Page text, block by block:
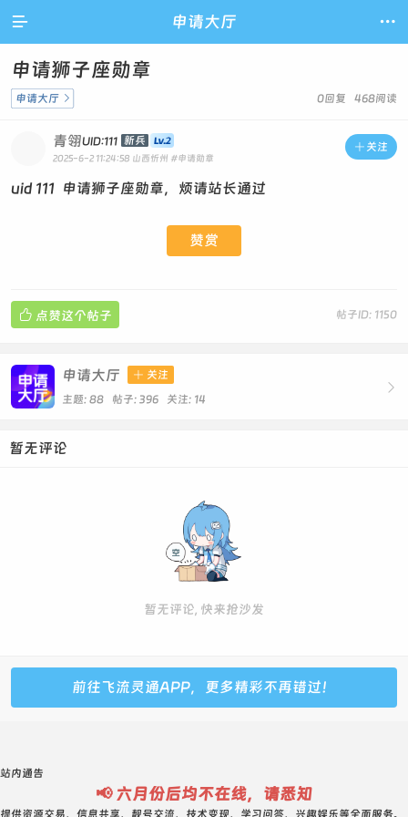
 申请大厅 
申请狮子座勋章
0回复 468阅读
申请大厅 
 关注
青翎UID:111 新兵
2025-6-2 11:24:58 山西忻州 #申请勋章
uid 111 申请狮子座勋章，烦请站长通过
赞赏
帖子ID: 1150
 点赞这个帖子

申请大厅  关注
主题: 88 帖子: 396 关注: 14
暂无评论
暂无评论, 快来抢沙发
前往飞流灵通APP，更多精彩不再错过！
站内通告
📢 六月份后均不在线，请悉知
提供资源交易、信息共享、靓号交流、技术变现、学习问答、兴趣娱乐等全面服务。